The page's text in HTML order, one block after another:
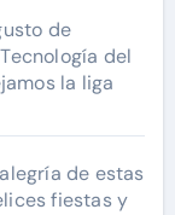
de
del
la liga
de estas
fiestas y